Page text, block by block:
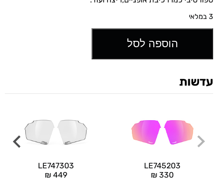
3 במלאי
הוספה לסל
עדשות
LE745203
₪ 330
LE747303
₪449